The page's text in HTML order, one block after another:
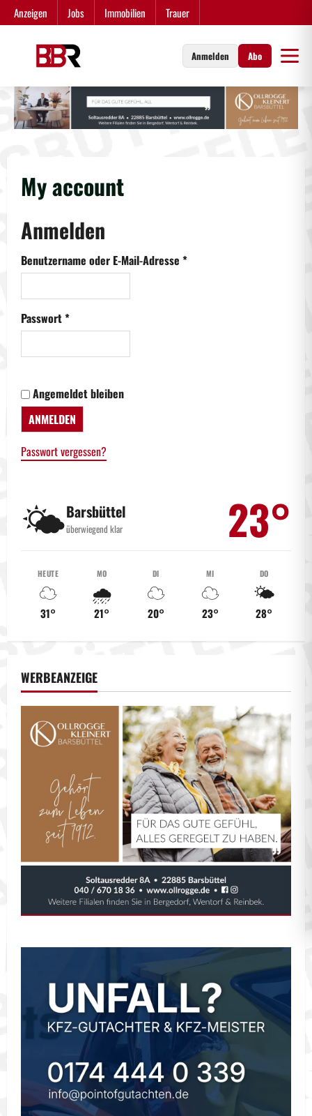
Zum
Inhalt
Anzeigen Jobs Immobilien Trauer
Anmelden Abo
My account
Anmelden
Benutzername oder E-Mail-Adresse *Erforderlich
Passwort*Erforderlich
Angemeldet bleiben
ANMELDEN
Passwort vergessen?
🌤️Barsbüttel
überwiegend klar 23°
HEUTE
☁️
31°
MO
🌧️
21°
DI
☁️
20°
MI
☁️
23°
DO
🌤️
28°
WERBEANZEIGE